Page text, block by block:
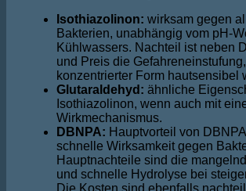
Isothiazolinon: wirksam gegen
Bakterien, unabhängig vom pH-
Kühlwassers. Nachteil ist neben
und Preis die
konzentrierter Form hautsensibel
Glutaraldehyd: ähnliche
Isothiazolinon, wenn auch mit
Wirkmechanismus.
DBNPA: Hauptvorteil von
schnelle Wirksamkeit gegen
Hauptnachteile sind die
und schnelle Hydrolyse bei
Die Kosten sind ebenfalls